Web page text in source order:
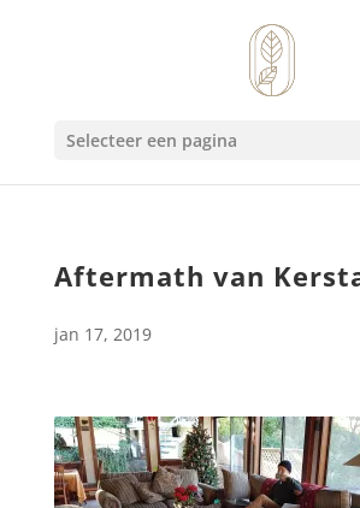
Selecteer een pagina
Aftermath van
jan 17, 2019